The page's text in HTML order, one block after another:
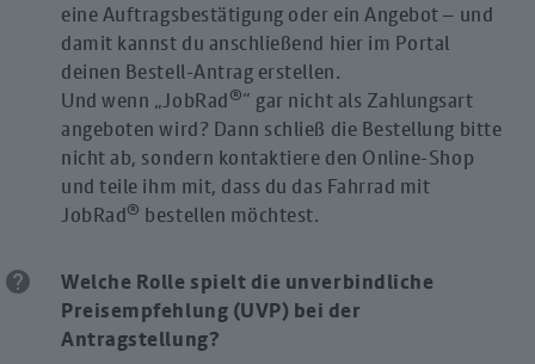
eine Auftragsbestätigung oder ein Angebot – und
damit kannst du anschließend hier im Portal
deinen Bestell-Antrag erstellen.
Und wenn „JobRad®“ gar nicht als Zahlungsart
angeboten wird? Dann schließ die Bestellung bitte
nicht ab, sondern kontaktiere den Online-Shop
und teile ihm mit, dass du das Fahrrad mit
JobRad® bestellen möchtest.
help
Welche Rolle spielt die unverbindliche
Preisempfehlung (UVP) bei der
Antragstellung?